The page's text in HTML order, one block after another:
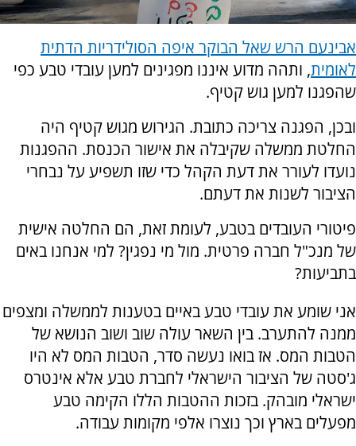
אבינעם הרש שאל הבוקר איפה הסולידריות הדתית
לאומית, ותהה מדוע איננו מפגינים למען עובדי טבע כפי
שהפגנו למען גוש קטיף.
ובכן, הפגנה צריכה כתובת. הגירוש מגוש קטיף היה
החלטת ממשלה שקיבלה את אישור הכנסת. ההפגנות
נועדו לעורר את דעת הקהל כדי שזו תשפיע על נבחרי
הציבור לשנות את דעתם.
פיטורי העובדים בטבע, לעומת זאת, הם החלטה אישית
של מנכ"ל חברה פרטית. מול מי נפגין? למי אנחנו באים
בתביעות?
אני שומע את עובדי טבע באיים בטענות לממשלה ומצפים
ממנה להתערב. בין השאר עולה שוב ושוב הנושא של
הטבות המס. אז בואו נעשה סדר, הטבות המס לא היו
ג'סטה של הציבור הישראלי לחברת טבע אלא אינטרס
ישראלי מובהק. בזכות ההטבות הללו הקימה טבע
מפעלים בארץ וכך נוצרו אלפי מקומות עבודה.